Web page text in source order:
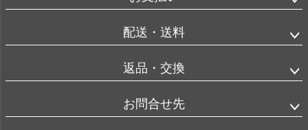
配送・送料
返品・交換
お問合せ先